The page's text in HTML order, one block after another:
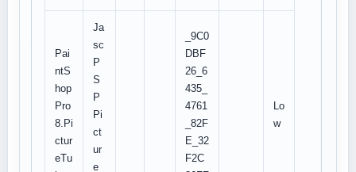
Pai
ntS
hop
Pro
8.Pi
ctur
eTu
Ja
sc
P
S
P
Pi
ct
ur
e
_9C0
DBF
26_6
435_
4761
_82F
E_32
F2C
Lo
w